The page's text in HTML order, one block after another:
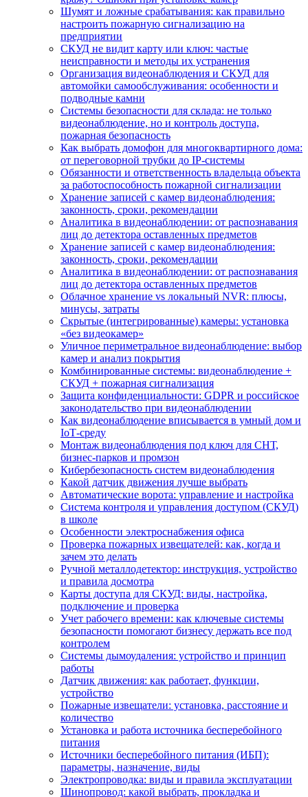
Шумят и ложные срабатывания: как правильно
настроить пожарную сигнализацию на
предприятии
СКУД не видит карту или ключ: частые
неисправности и методы их устранения
Организация видеонаблюдения и СКУД для
автомойки самообслуживания: особенности и
подводные камни
Системы безопасности для склада: не только
видеонаблюдение, но и контроль доступа,
пожарная безопасность
Как выбрать домофон для многоквартирного дома:
от переговорной трубки до IP-системы
Обязанности и ответственность владельца объекта
за работоспособность пожарной сигнализации
Хранение записей с камер видеонаблюдения:
законность, сроки, рекомендации
Аналитика в видеонаблюдении: от распознавания
лиц до детектора оставленных предметов
Хранение записей с камер видеонаблюдения:
законность, сроки, рекомендации
Аналитика в видеонаблюдении: от распознавания
лиц до детектора оставленных предметов
Облачное хранение vs локальный NVR: плюсы,
минусы, затраты
Скрытые (интегрированные) камеры: установка
«без видеокамер»
Уличное периметральное видеонаблюдение: выбор
камер и анализ покрытия
Комбинированные системы: видеонаблюдение +
СКУД + пожарная сигнализация
Защита конфиденциальности: GDPR и российское
законодательство при видеонаблюдении
Как видеонаблюдение вписывается в умный дом и
IoT‑среду
Монтаж видеонаблюдения под ключ для СНТ,
бизнес‑парков и промзон
Кибербезопасность систем видеонаблюдения
Какой датчик движения лучше выбрать
Автоматические ворота: управление и настройка
Система контроля и управления доступом (СКУД)
в школе
Особенности электроснабжения офиса
Проверка пожарных извещателей: как, когда и
зачем это делать
Ручной металлодетектор: инструкция, устройство
и правила досмотра
Карты доступа для СКУД: виды, настройка,
подключение и проверка
Учет рабочего времени: как ключевые системы
безопасности помогают бизнесу держать все под
контролем
Системы дымоудаления: устройство и принцип
работы
Датчик движения: как работает, функции,
устройство
Пожарные извещатели: установка, расстояние и
количество
Установка и работа источника бесперебойного
питания
Источники бесперебойного питания (ИБП):
параметры, назначение, виды
Электропроводка: виды и правила эксплуатации
Шинопровод: какой выбрать, прокладка и